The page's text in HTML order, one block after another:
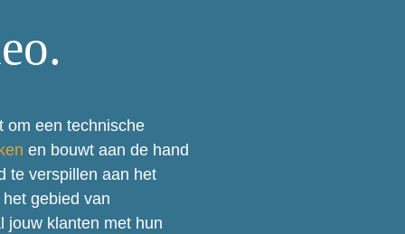
om een technische
en bouwt aan de hand
te verspillen aan het
gebied van
jouw klanten met hun